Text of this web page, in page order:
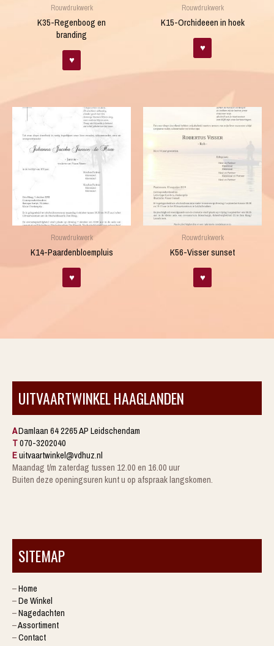
Rouwdrukwerk
K35-Regenboog en
branding
♥
Rouwdrukwerk
K15-Orchideeen in hoek
♥
Rouwdrukwerk
K14-Paardenbloempluis
♥
Rouwdrukwerk
K56-Visser sunset
♥
UITVAARTWINKEL HAAGLANDEN
ADamlaan 64 2265 AP Leidschendam
T070-3202040
Euitvaartwinkel@vdhuz.nl
Maandag t/m zaterdag tussen 12.00 en 16.00 uur
Buiten deze openingsuren kunt u op afspraak langskomen.
SITEMAP
–Home
–De Winkel
–Nagedachten
–Assortiment
–Contact